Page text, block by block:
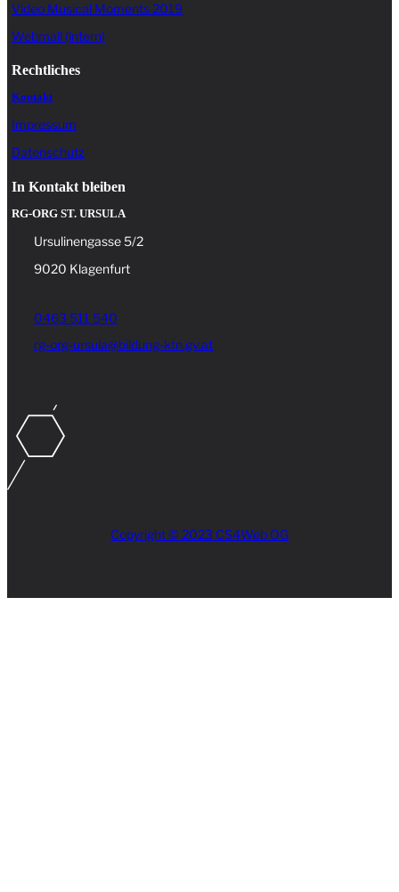
Video Musical Moments 2019
Webmail (intern)
Rechtliches
Kontakt
Impressum
Datenschutz
In Kontakt bleiben
RG-ORG ST. URSULA
Ursulinengasse 5/2
9020 Klagenfurt
0463 511 540
rg-org-ursula@bildung-ktn.gv.at
Copyright © 2023 CS4Web OG